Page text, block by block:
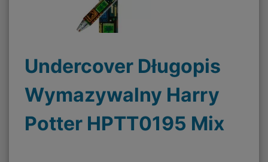
Undercover Długopis
Wymazywalny Harry
Potter HPTT0195 Mix